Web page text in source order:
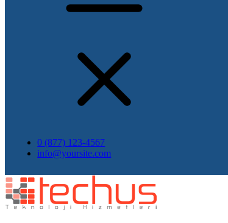
0 (877) 123-4567
info@yoursite.com